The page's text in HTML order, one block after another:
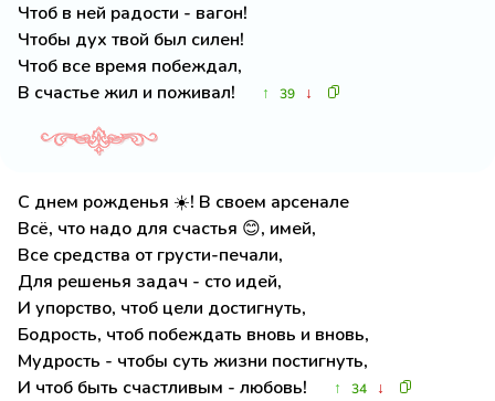
Чтоб в ней радости - вагон!
Чтобы дух твой был силен!
Чтоб все время побеждал,
В счастье жил и поживал!
↑ 39 ↓
С днем рожденья ☀️! В своем арсенале
Всё, что надо для счастья 😊, имей,
Все средства от грусти-печали,
Для решенья задач - сто идей,
И упорство, чтоб цели достигнуть,
Бодрость, чтоб побеждать вновь и вновь,
Мудрость - чтобы суть жизни постигнуть,
И чтоб быть счастливым - любовь!
↑ 34 ↓